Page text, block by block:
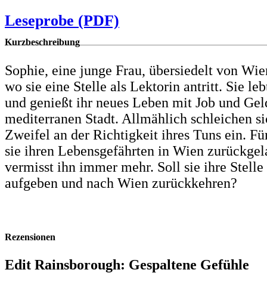
Leseprobe (PDF)
Kurzbeschreibung
Sophie, eine junge Frau, übersiedelt von
wo sie eine Stelle als Lektorin antritt. Sie
und genießt ihr neues Leben mit Job und
mediterranen Stadt. Allmählich schleichen
Zweifel an der Richtigkeit ihres Tuns ein.
sie ihren Lebensgefährten in Wien
vermisst ihn immer mehr. Soll sie ihre
aufgeben und nach Wien zurückkehren?
Rezensionen
Edit Rainsborough: Gespaltene Gefühle